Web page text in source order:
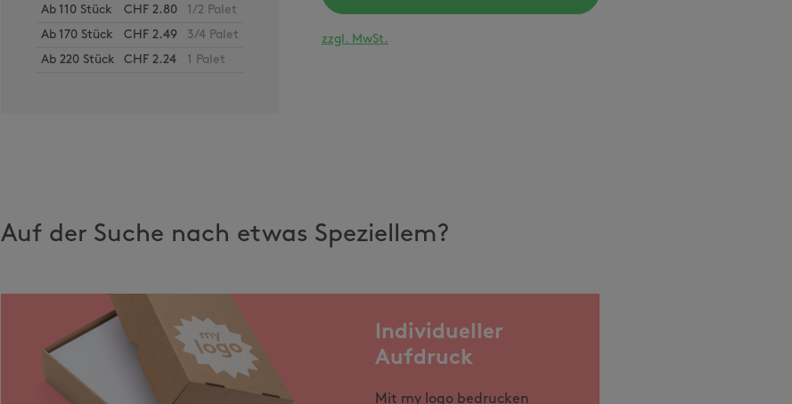
Ab 110 Stück CHF 2.80
1/2 Palet
Ab 170 Stück CHF 2.49
3/4 Palet
Ab 220 Stück CHF 2.24 1 Palet
zzgl. MwSt.
Auf der Suche nach etwas Speziellem?
Individueller
Aufdruck
Mit my logo bedrucken